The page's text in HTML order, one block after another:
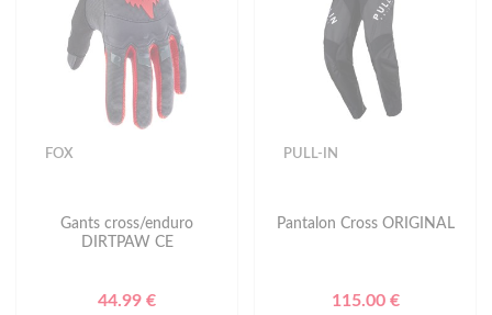
FOX
Gants cross/enduro
DIRTPAW CE
44.99 €
PULL-IN
Pantalon Cross ORIGINAL
115.00 €